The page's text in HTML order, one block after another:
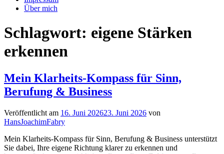
Über mich
Schlagwort: eigene Stärken
erkennen
Mein Klarheits-Kompass für Sinn,
Berufung & Business
Veröffentlicht am 16. Juni 202623. Juni 2026 von
HansJoachimFabry
Mein Klarheits-Kompass für Sinn, Berufung & Business unterstützt
Sie dabei, Ihre eigene Richtung klarer zu erkennen und